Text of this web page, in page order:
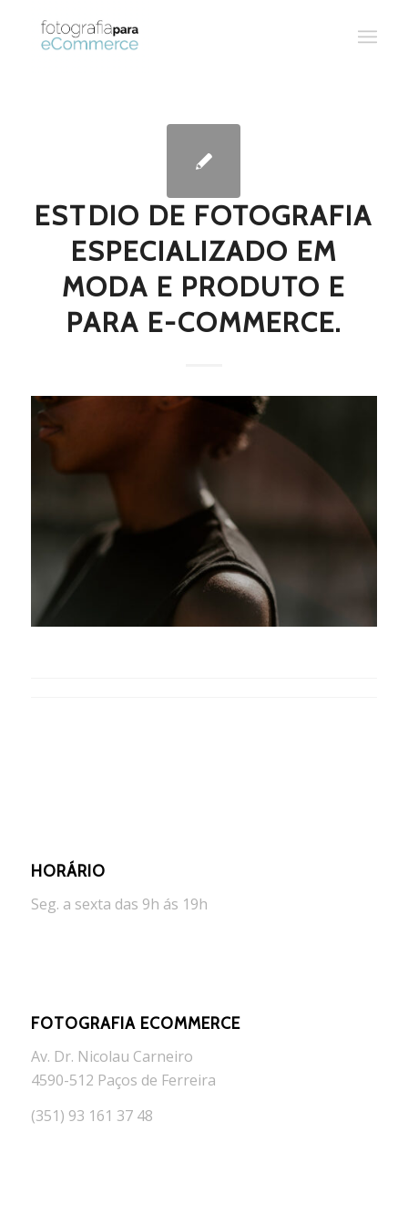
ESTDIO DE FOTOGRAFIA
ESPECIALIZADO EM
MODA E PRODUTO E
PARA E-COMMERCE.
HORÁRIO
Seg. a sexta das 9h ás 19h
FOTOGRAFIA ECOMMERCE
Av. Dr. Nicolau Carneiro
4590-512 Paços de Ferreira
(351) 93 161 37 48